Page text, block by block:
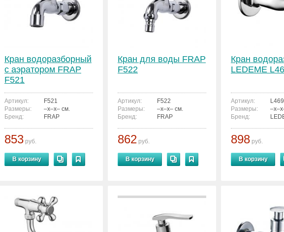
Кран водоразборный
с аэратором FRAP
F521
Артикул:
F521
Размеры:
–x–x– см.
Бренд:
FRAP
853 руб.
В корзину
Кран для воды FRAP
F522
Артикул:
F522
Размеры:
–x–x– см.
Бренд:
FRAP
862 руб.
В корзину
Кран
LEDEME
Артикул:
Размеры:
Бренд:
898 руб.
В корзину